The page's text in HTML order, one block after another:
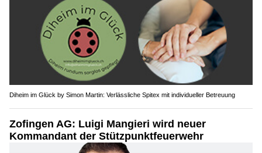
Diheim im Glück by Simon Martin: Verlässliche Spitex mit individueller Betreuung
Zofingen AG: Luigi Mangieri wird neuer
Kommandant der Stützpunktfeuerwehr